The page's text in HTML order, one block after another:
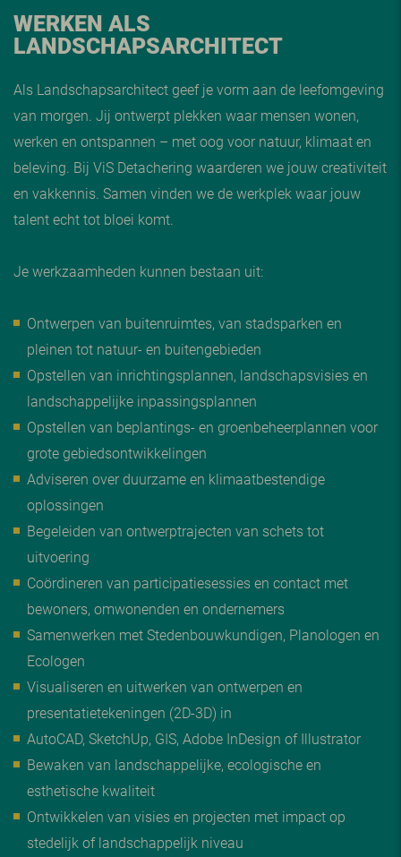
WERKEN ALS
LANDSCHAPSARCHITECT
Als Landschapsarchitect geef je vorm aan de leefomgeving
van morgen. Jij ontwerpt plekken waar mensen wonen,
werken en ontspannen – met oog voor natuur, klimaat en
beleving. Bij ViS Detachering waarderen we jouw creativiteit
en vakkennis. Samen vinden we de werkplek waar jouw
talent echt tot bloei komt.
Je werkzaamheden kunnen bestaan uit:
Ontwerpen van buitenruimtes, van stadsparken en
pleinen tot natuur- en buitengebieden
Opstellen van inrichtingsplannen, landschapsvisies en
landschappelijke inpassingsplannen
Opstellen van beplantings- en groenbeheerplannen voor
grote gebiedsontwikkelingen
Adviseren over duurzame en klimaatbestendige
oplossingen
Begeleiden van ontwerptrajecten van schets tot
uitvoering
Coördineren van participatiesessies en contact met
bewoners, omwonenden en ondernemers
Samenwerken met Stedenbouwkundigen, Planologen en
Ecologen
Visualiseren en uitwerken van ontwerpen en
presentatietekeningen (2D-3D) in
AutoCAD, SketchUp, GIS, Adobe InDesign of Illustrator
Bewaken van landschappelijke, ecologische en
esthetische kwaliteit
Ontwikkelen van visies en projecten met impact op
stedelijk of landschappelijk niveau